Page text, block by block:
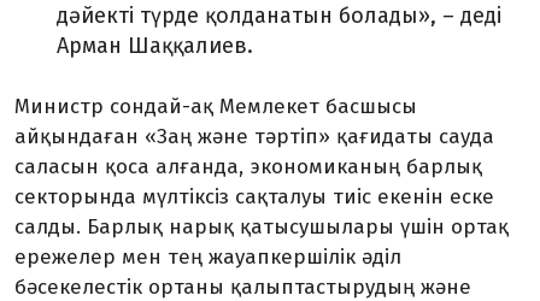
дәйекті түрде қолданатын болады», – деді
Арман Шаққалиев.
Министр сондай-ақ Мемлекет басшысы
айқындаған «Заң және тәртіп» қағидаты сауда
саласын қоса алғанда, экономиканың барлық
секторында мүлтіксіз сақталуы тиіс екенін еске
салды. Барлық нарық қатысушылары үшін ортақ
ережелер мен тең жауапкершілік әділ
бәсекелестік ортаны қалыптастырудың және